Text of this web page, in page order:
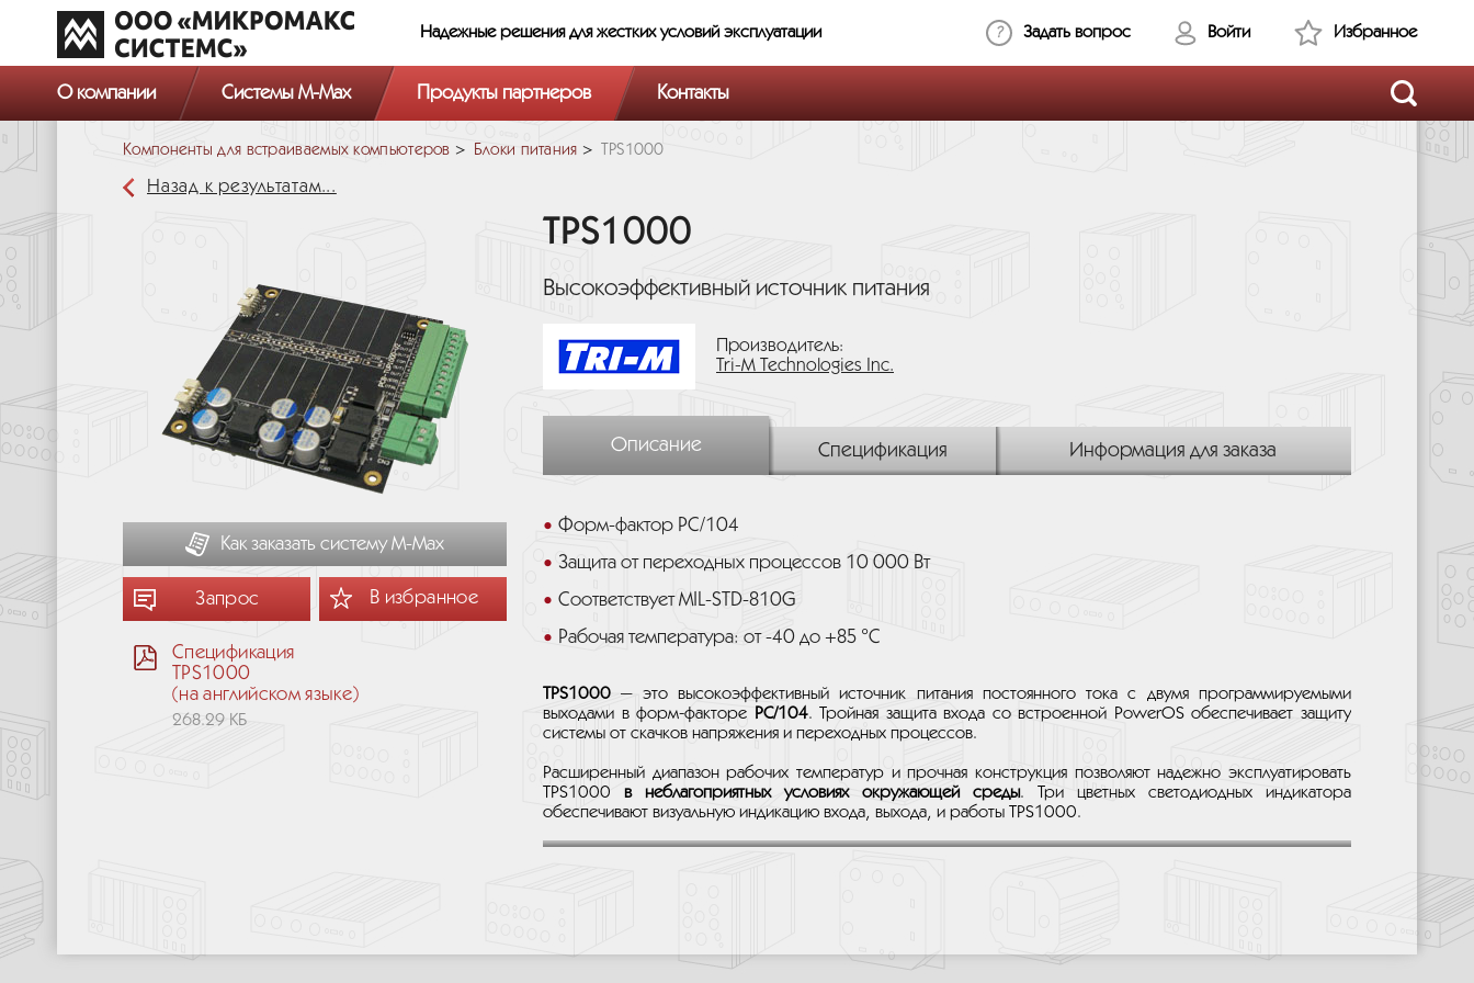
Надежные решения для жестких условий эксплуатации Задать вопрос Войти Избранное
О компании Системы M-Max Продукты партнеров Контакты
Компоненты для встраиваемых компьютеров Блоки питания TPS1000
Назад к результатам...
Как заказать систему М-Мах
Запрос В избранное
Спецификация
TPS1000
(на английском языке)
268.29 КБ
TPS1000
Высокоэффективный источник питания
Производитель:
Tri-M Technologies Inc.
Описание Спецификация Информация для заказа
Форм-фактор PC/104
Защита от переходных процессов 10 000 Вт
Соответствует MIL-STD-810G
Рабочая температура: от -40 до +85 °C
TPS1000 — это высокоэффективный источник питания постоянного тока с двумя программируемыми
выходами в форм-факторе PC/104. Тройная защита входа со встроенной PowerOS обеспечивает защиту
системы от скачков напряжения и переходных процессов.
Расширенный диапазон рабочих температур и прочная конструкция позволяют надежно эксплуатировать
TPS1000 в неблагоприятных условиях окружающей среды. Три цветных светодиодных индикатора
обеспечивают визуальную индикацию входа, выхода, и работы TPS1000.